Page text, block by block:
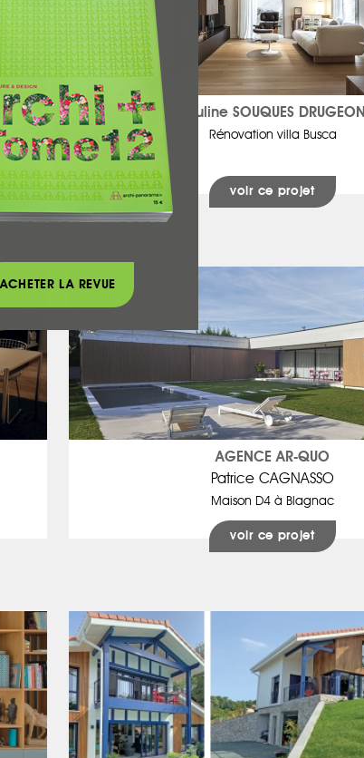
Pauline SOUQUES DRUGEON
Rénovation villa Busca
voir ce projet
AGENCE AR-QUO
Patrice CAGNASSO
Maison D4 à Blagnac
voir ce projet
ACHETER LA REVUE